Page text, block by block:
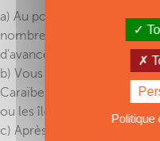
a) Au port. Vous adorez
nombreux contacts que l'on
d'avance !
b) Vous avez toujours rêvé
Caraïbes. Vous imaginez :
ou les îles Vierges...
c) Après l'Afrique et le Cap
Politique